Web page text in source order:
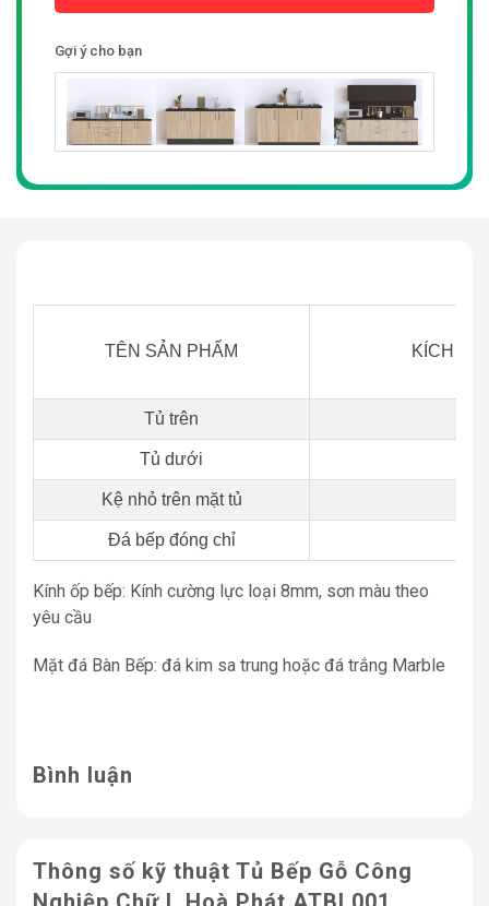
Gợi ý cho bạn
TÊN SẢN PHẨM KÍCH
Tủ trên
Tủ dưới
Kệ nhỏ trên mặt tủ
Đá bếp đóng chỉ
Kính ốp bếp: Kính cường lực loại 8mm, sơn màu theo
yêu cầu
Mặt đá Bàn Bếp: đá kim sa trung hoặc đá trắng Marble
Bình luận
Thông số kỹ thuật Tủ Bếp Gỗ Công